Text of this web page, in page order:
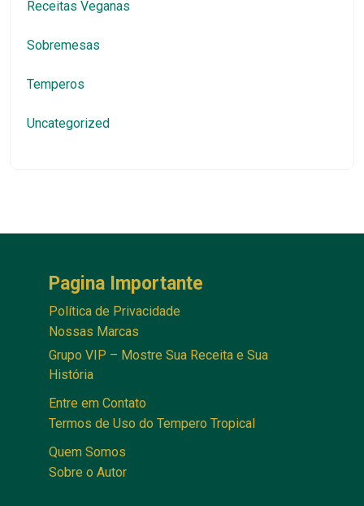
Receitas Veganas
Sobremesas
Temperos
Uncategorized
Pagina Importante
Política de Privacidade
Nossas Marcas
Grupo VIP – Mostre Sua Receita e Sua
História
Entre em Contato
Termos de Uso do Tempero Tropical
Quem Somos
Sobre o Autor